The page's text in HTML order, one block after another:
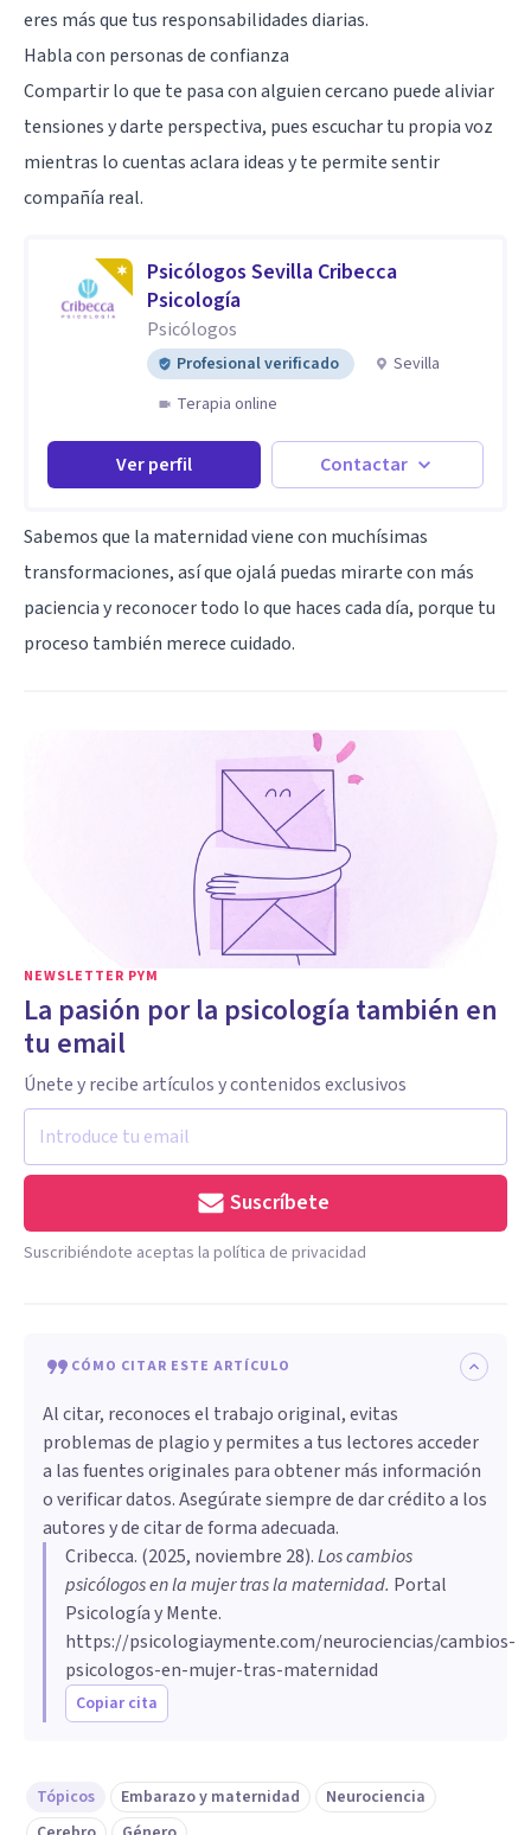
eres más que tus responsabilidades diarias.
Habla con personas de confianza
Compartir lo que te pasa con alguien cercano puede aliviar
tensiones y darte perspectiva, pues escuchar tu propia voz
mientras lo cuentas aclara ideas y te permite sentir
compañía real.
Psicólogos Sevilla Cribecca
Psicología
Psicólogos
Profesional verificado
Sevilla
Terapia online
Ver perfil Contactar
Sabemos que la maternidad viene con muchísimas
transformaciones, así que ojalá puedas mirarte con más
paciencia y reconocer todo lo que haces cada día, porque tu
proceso también merece cuidado.
NEWSLETTER PYM
La pasión por la psicología también en
tu email
Únete y recibe artículos y contenidos exclusivos
Suscríbete
Suscribiéndote aceptas la política de privacidad
CÓMO CITAR ESTE ARTÍCULO
Al citar, reconoces el trabajo original, evitas
problemas de plagio y permites a tus lectores acceder
a las fuentes originales para obtener más información
o verificar datos. Asegúrate siempre de dar crédito a los
autores y de citar de forma adecuada.
Cribecca. (2025, noviembre 28).Los cambios
psicólogos en la mujer tras la maternidad. Portal
Psicología y Mente.
https://psicologiaymente.com/neurociencias/cambios-
psicologos-en-mujer-tras-maternidad
Copiar cita
Tópicos Embarazo y maternidad
Neurociencia